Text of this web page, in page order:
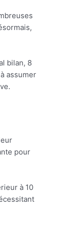
bilan, 8
assumer
pour
à 10